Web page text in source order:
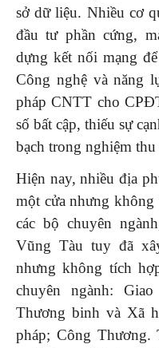
sở dữ liệu. Nhiều cơ
đầu tư phần cứng,
dựng kết nối mạng
Công nghệ và năng
pháp CNTT cho
số bất cập, thiếu sự
bạch trong nghiệm thu
Hiện nay, nhiều địa
một cửa nhưng
các bộ chuyên
Vũng Tàu tuy đã
nhưng không tích
chuyên ngành:
Thương binh và Xã
pháp; Công Thương.